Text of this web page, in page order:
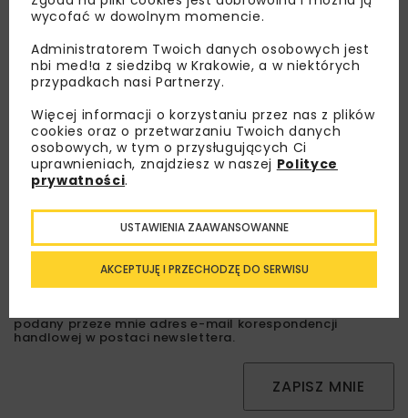
Lubisz wiedzieć więcej?
Zapisz się do newslettera aby otrzymywać od
nas najlepsze informacje branżowe,
zaproszenia na wydarzenia, atrakcyjne oferty i
dedykowane akcje specjalne.
podany przeze mnie adres e-mail korespondencji
handlowej w postaci newslettera.
ZAPISZ MNIE
wycofać w dowolnym momencie.
Administratorem Twoich danych osobowych jest
nbi med!a z siedzibą w Krakowie, a w niektórych
przypadkach nasi Partnerzy.
Więcej informacji o korzystaniu przez nas z plików
cookies oraz o przetwarzaniu Twoich danych
osobowych, w tym o przysługujących Ci
uprawnieniach, znajdziesz w naszej Polityce
prywatności.
AKCEPTUJĘ I PRZECHODZĘ DO SERWISU
USTAWIENIA ZAAWANSOWANNE